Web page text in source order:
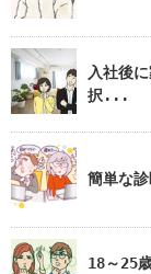
入社後
択...
簡単な
18～25